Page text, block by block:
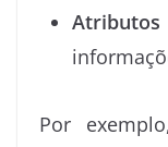
Por